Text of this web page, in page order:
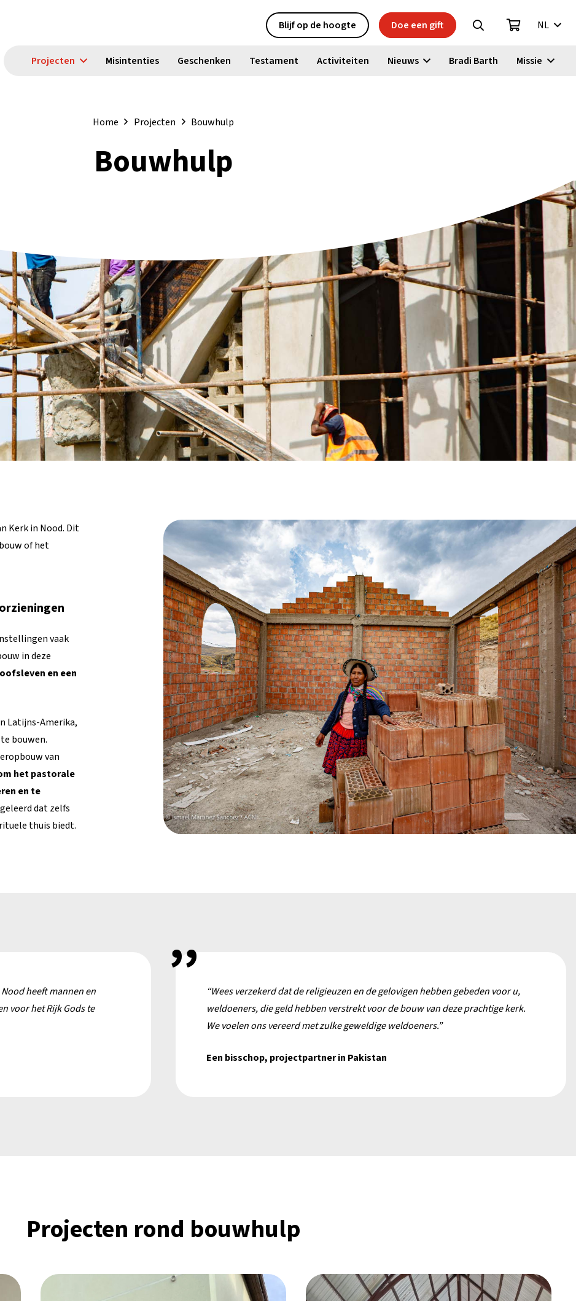
Blijf op de hoogte Doe een gift NL
Projecten Misintenties Geschenken Testament Activiteiten Nieuws Bradi Barth Missie
Home Projecten Bouwhulp
Bouwhulp
Kerk in Nood. Dit
of het
vaak
in deze
en een
Latijns-Amerika,
bouwen.
van
het pastorale
en te
dat zelfs
thuis biedt.
heeft mannen en
voor het Rijk Gods te
“Wees verzekerd dat de religieuzen en de gelovigen hebben gebeden voor u,
weldoeners, die geld hebben verstrekt voor de bouw van deze prachtige kerk.
We voelen ons vereerd met zulke geweldige weldoeners.”
Een bisschop, projectpartnerin Pakistan
Projecten rond bouwhulp